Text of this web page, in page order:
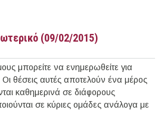
(09/02/2015)
μπορείτε να ενημερωθείτε για
θέσεις αυτές αποτελούν ένα μέρος
καθημερινά σε διάφορους
σε κύριες ομάδες ανάλογα με